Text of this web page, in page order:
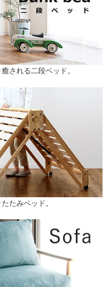
される二段ベッド。
たみベッド。